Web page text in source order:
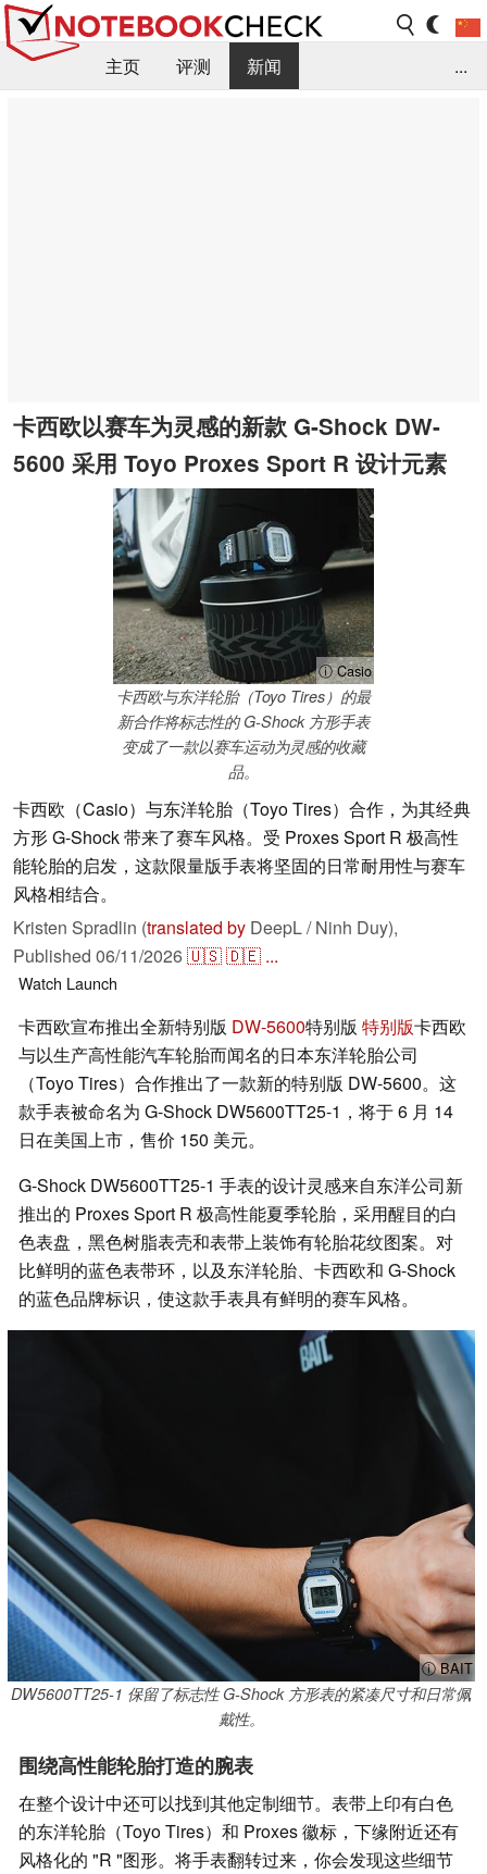
主页 评测
新闻
...
卡西欧以赛车为灵感的新款 G-Shock DW-
5600 采用 Toyo Proxes Sport R 设计元素
ⓘ Casio
卡西欧与东洋轮胎（Toyo Tires）的最
新合作将标志性的 G-Shock 方形手表
变成了一款以赛车运动为灵感的收藏
品。
卡西欧（Casio）与东洋轮胎（Toyo Tires）合作，为其经典
方形 G-Shock 带来了赛车风格。受 Proxes Sport R 极高性
能轮胎的启发，这款限量版手表将坚固的日常耐用性与赛车
风格相结合。
Kristen Spradlin (translated by DeepL / Ninh Duy),
Published 06/11/2026🇺🇸🇩🇪 ...
Watch Launch
卡西欧宣布推出全新特别版 DW-5600特别版 特别版卡西欧
与以生产高性能汽车轮胎而闻名的日本东洋轮胎公司
（Toyo Tires）合作推出了一款新的特别版 DW-5600。这
款手表被命名为 G-Shock DW5600TT25-1，将于 6 月 14
日在美国上市，售价 150 美元。
G-Shock DW5600TT25-1 手表的设计灵感来自东洋公司新
推出的 Proxes Sport R 极高性能夏季轮胎，采用醒目的白
色表盘，黑色树脂表壳和表带上装饰有轮胎花纹图案。对
比鲜明的蓝色表带环，以及东洋轮胎、卡西欧和 G-Shock
的蓝色品牌标识，使这款手表具有鲜明的赛车风格。
ⓘ BAIT
DW5600TT25-1 保留了标志性 G-Shock 方形表的紧凑尺寸和日常佩
戴性。
围绕高性能轮胎打造的腕表
在整个设计中还可以找到其他定制细节。表带上印有白色
的东洋轮胎（Toyo Tires）和 Proxes 徽标，下缘附近还有
风格化的 "R "图形。将手表翻转过来，你会发现这些细节